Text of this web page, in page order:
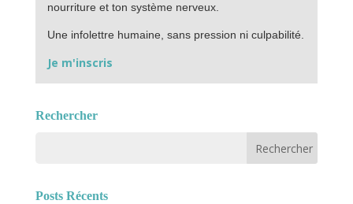
nourriture et ton système nerveux.
Une infolettre humaine, sans pression ni culpabilité.
Je m'inscris
Rechercher
Posts Récents